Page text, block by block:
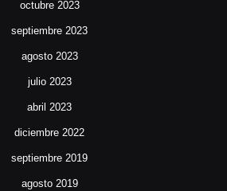
octubre 2023
septiembre 2023
agosto 2023
julio 2023
abril 2023
diciembre 2022
septiembre 2019
agosto 2019